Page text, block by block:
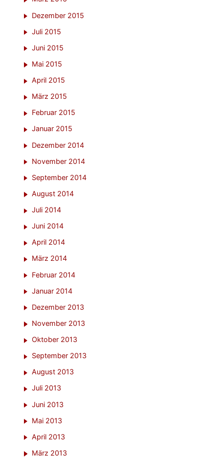
Dezember 2015
Juli 2015
Juni 2015
Mai 2015
April 2015
März 2015
Februar 2015
Januar 2015
Dezember 2014
November 2014
September 2014
August 2014
Juli 2014
Juni 2014
April 2014
März 2014
Februar 2014
Januar 2014
Dezember 2013
November 2013
Oktober 2013
September 2013
August 2013
Juli 2013
Juni 2013
Mai 2013
April 2013
März 2013